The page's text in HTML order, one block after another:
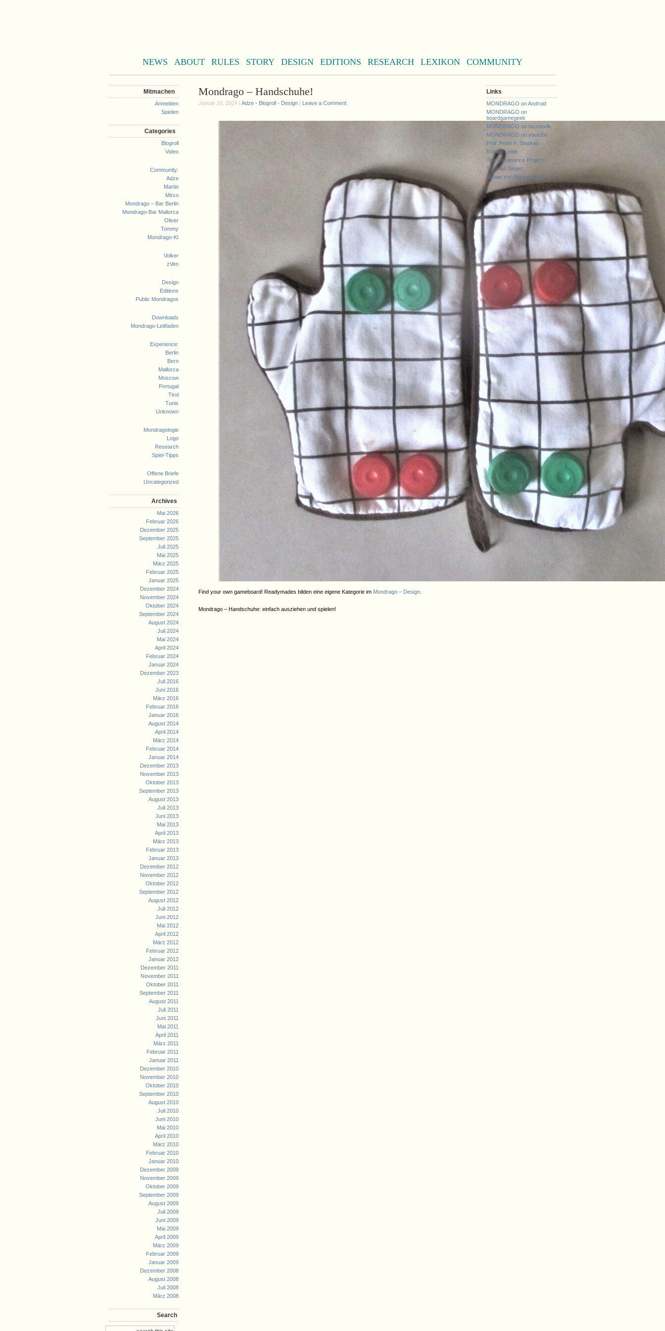
NEWS ABOUT RULES STORY DESIGN EDITIONS RESEARCH LEXIKON COMMUNITY
Mitmachen
Anmelden
Spielen
Categories
Blogroll
Video
Community:
Adze
Martin
Mirco
Mondrago – Bar Berlin
Mondrago-Bar Mallorca
Oliver
Tommy
Mondrago-KI
Volker
zVen
Design
Editions
Public Mondragos
Downloads
Mondrago-Leitfaden
Experience:
Berlin
Bern
Mallorca
Moscow
Portugal
Tirol
Tunis
Unknown
Mondragologie
Logo
Research
Spiel-Tipps
Offene Briefe
Uncategorized
Archives
Mai 2026
Februar 2026
Dezember 2025
September 2025
Juli 2025
Mai 2025
März 2025
Februar 2025
Januar 2025
Dezember 2024
November 2024
Oktober 2024
September 2024
August 2024
Juli 2024
Mai 2024
April 2024
Februar 2024
Januar 2024
Dezember 2023
Juli 2016
Juni 2016
März 2016
Februar 2016
Januar 2016
August 2014
April 2014
März 2014
Februar 2014
Januar 2014
Dezember 2013
November 2013
Oktober 2013
September 2013
August 2013
Juli 2013
Juni 2013
Mai 2013
April 2013
März 2013
Februar 2013
Januar 2013
Dezember 2012
November 2012
Oktober 2012
September 2012
August 2012
Juli 2012
Juni 2012
Mai 2012
April 2012
März 2012
Februar 2012
Januar 2012
Dezember 2011
November 2011
Oktober 2011
September 2011
August 2011
Juli 2011
Juni 2011
Mai 2011
April 2011
März 2011
Februar 2011
Januar 2011
Dezember 2010
November 2010
Oktober 2010
September 2010
August 2010
Juli 2010
Juni 2010
Mai 2010
April 2010
März 2010
Februar 2010
Januar 2010
Dezember 2009
November 2009
Oktober 2009
September 2009
August 2009
Juli 2009
Juni 2009
Mai 2009
April 2009
März 2009
Februar 2009
Januar 2009
Dezember 2008
August 2008
Juli 2008
März 2008
Search
Mondrago – Handschuhe!
Januar 16, 2024 | Adze • Blogroll • Design | Leave a Comment
Find your own gameboard! Readymades bilden eine eigene Kategorie im Mondrago – Design
Mondrago – Handschuhe: einfach ausziehen und spielen!
Links
MONDRAGO on Android
MONDRAGO on
boardgamegeek
MONDRAGO on facebook
MONDRAGO on youtube
Prof. Peter F. Stephan
Roland Lehle
The Resonance Project
Thomas Singer
Tobias von Burkersroda